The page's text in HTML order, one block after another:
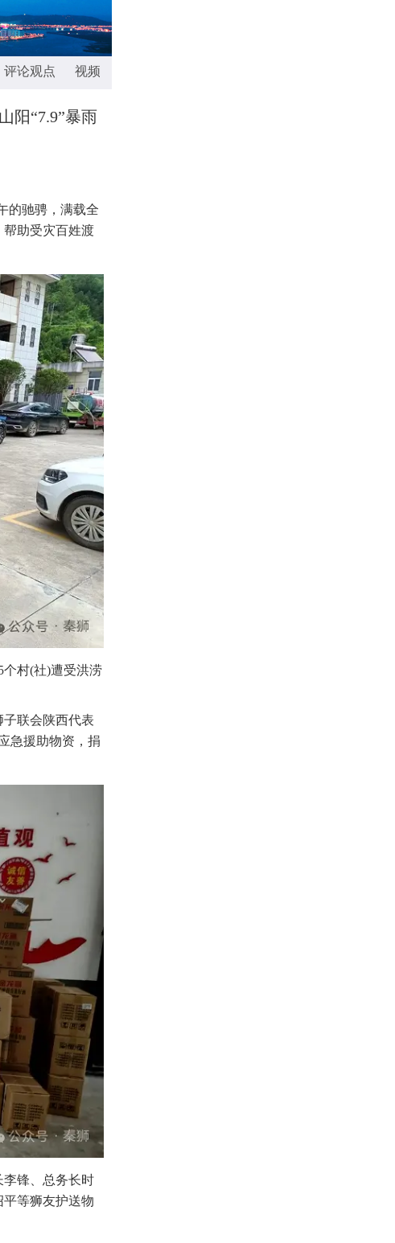
评论观点 视频播报
阳“7.9”暴雨
的驰骋，满载全
助受灾百姓渡
村(社)遭受洪涝
联会陕西代表
急援助物资，捐
锋、总务长时
等狮友护送物